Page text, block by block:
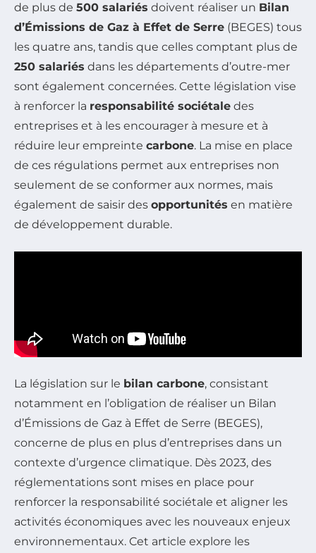
de plus de 500 salariés doivent réaliser un Bilan
d’Émissions de Gaz à Effet de Serre (BEGES) tous
les quatre ans, tandis que celles comptant plus de
250 salariés dans les départements d’outre-mer
sont également concernées. Cette législation vise
à renforcer la responsabilité sociétale des
entreprises et à les encourager à mesure et à
réduire leur empreinte carbone. La mise en place
de ces régulations permet aux entreprises non
seulement de se conformer aux normes, mais
également de saisir des opportunités en matière
de développement durable.
La législation sur le bilan carbone, consistant
notamment en l’obligation de réaliser un Bilan
d’Émissions de Gaz à Effet de Serre (BEGES),
concerne de plus en plus d’entreprises dans un
contexte d’urgence climatique. Dès 2023, des
réglementations sont mises en place pour
renforcer la responsabilité sociétale et aligner les
activités économiques avec les nouveaux enjeux
environnementaux. Cet article explore les